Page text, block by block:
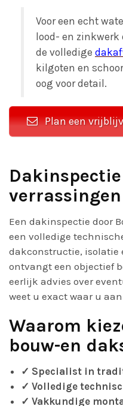
Voor een echt
lood- en
de volledige
kilgoten en
oog voor detail.
Plan een
verrassingen
Een dakinspectie door
een volledige
dakconstructie, isolatie
ontvangt een objectief
eerlijk advies over
weet u exact waar u
Waarom
bouw-en
✓ Specialist in
✓ Volledige
✓ Vakkundige